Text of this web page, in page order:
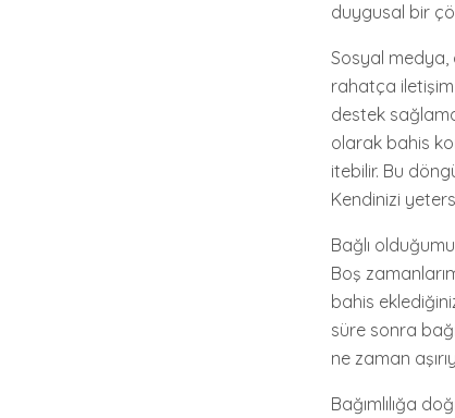
duygusal bir
Sosyal medya,
rahatça
destek
olarak bahis
itebilir. Bu
Kendinizi
Bağlı
Boş
bahis
süre sonra
ne zaman
Bağımlılığa